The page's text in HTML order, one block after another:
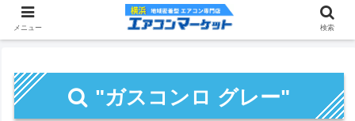
"ガスコンロ グレー"
メニュー 検索